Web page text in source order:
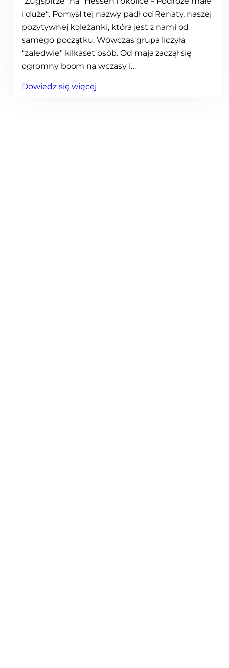
i duże“. Pomysł tej nazwy padł od Renaty, naszej
pozytywnej koleżanki, która jest z nami od
samego początku. Wówczas grupa liczyła
“zaledwie” kilkaset osób. Od maja zaczął się
ogromny boom na wczasy i…
Dowiedz się więcej